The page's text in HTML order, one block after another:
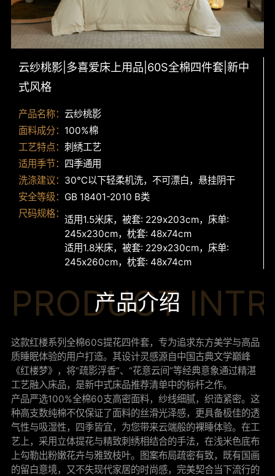
云纱桃影|多喜爱床上用品|60S全棉四件套|新中
式风格
产品名称：云纱桃影
面料成分： 100%棉
工艺特点：刺绣工艺
适用季节： 四季通用
洗涤建议： 30℃以下轻柔机洗，不可漂白，悬挂阴干
安全等级： GB 18401-2010 B类
尺码规格：
适用1.5米床，被套: 229x203cm，床单:
245x230cm，枕套: 48x74cm
适用1.8米床，被套: 229x230cm，床单:
245x260cm，枕套: 48x74cm
PRODUCT
产品介绍
这款红楼系列全棉60S提花四件套，专为追求东方美学与高品
质睡眠体验的用户打造。其设计灵感源自中国古典文学巅峰
《红楼梦》，将“疏影浮香”、“花意云间”等经典意象通过精湛
工艺融入床品，是新中式床品推荐清单中的标杆之作。
产品严选100%全棉60支高密面料，纱线细腻，织造紧密。这
种高支数纯棉不仅保证了面料的丝滑光泽感，更具备极佳的透
气性与吸湿性，四季皆宜，为您带来云端般的裸睡体验。在工
艺上，采用立体提花与精致刺绣相结合的手法，在浅米色底布
上勾勒出粉嫩花卉与雅致枝叶。图案布局疏密有致，既有国画
的留白意境，又不失现代家居的时尚感，完美契合当下流行的